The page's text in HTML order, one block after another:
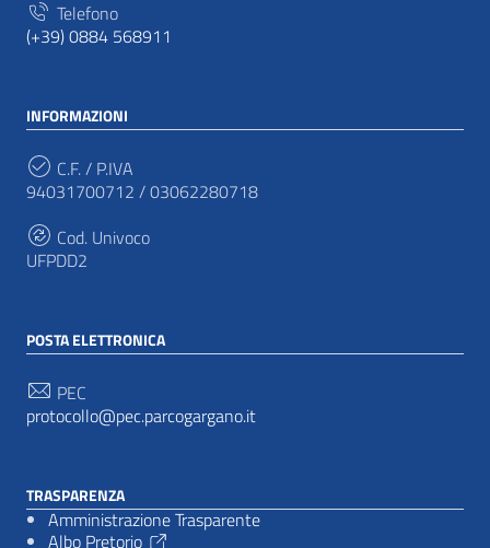
Telefono
(+39) 0884 568911
INFORMAZIONI
C.F. / P.IVA
94031700712 / 03062280718
Cod. Univoco
UFPDD2
POSTA ELETTRONICA
PEC
protocollo@pec.parcogargano.it
TRASPARENZA
Amministrazione Trasparente
Albo Pretorio